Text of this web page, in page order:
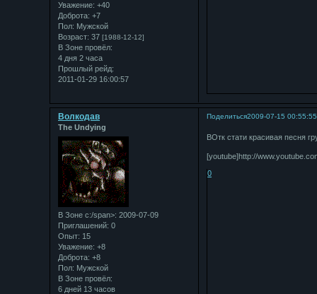
Уважение: +40
Доброта: +7
Пол: Мужской
Возраст: 37 [1988-12-12]
В Зоне провёл:
4 дня 2 часа
Прошлый рейд:
2011-01-29 16:00:57
Поделиться2009-07-15 00:55:55
Bолкодав
The Undying
В Зоне с:/span>: 2009-07-09
Приглашений: 0
Опыт: 15
Уважение: +8
Доброта: +8
Пол: Мужской
В Зоне провёл:
6 дней 13 часов
ВОтк стати красивая песня
[youtube]http://
0